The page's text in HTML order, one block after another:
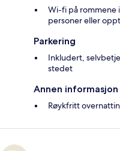
Wi-fi på rommene
personer eller
Parkering
Inkludert,
stedet
Annen informasjon
Røykfritt